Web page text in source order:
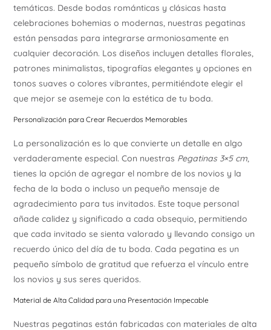
temáticas. Desde bodas románticas y clásicas hasta
celebraciones bohemias o modernas, nuestras pegatinas
están pensadas para integrarse armoniosamente en
cualquier decoración. Los diseños incluyen detalles florales,
patrones minimalistas, tipografías elegantes y opciones en
tonos suaves o colores vibrantes, permitiéndote elegir el
que mejor se asemeje con la estética de tu boda.
Personalización para Crear Recuerdos Memorables
La personalización es lo que convierte un detalle en algo
verdaderamente especial. Con nuestras Pegatinas 3×5 cm,
tienes la opción de agregar el nombre de los novios y la
fecha de la boda o incluso un pequeño mensaje de
agradecimiento para tus invitados. Este toque personal
añade calidez y significado a cada obsequio, permitiendo
que cada invitado se sienta valorado y llevando consigo un
recuerdo único del día de tu boda. Cada pegatina es un
pequeño símbolo de gratitud que refuerza el vínculo entre
los novios y sus seres queridos.
Material de Alta Calidad para una Presentación Impecable
Nuestras pegatinas están fabricadas con materiales de alta